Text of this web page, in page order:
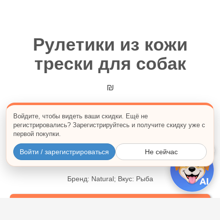
Рулетики из кожи
трески для собак
₪
Вес:
60 г
Бренд: Natural; Вкус: Рыба
×
Войдите, чтобы видеть ваши скидки. Ещё не
регистрировались? Зарегистрируйтесь и получите скидку уже с
первой покупки.
Войти / зарегистрироваться Не сейчас